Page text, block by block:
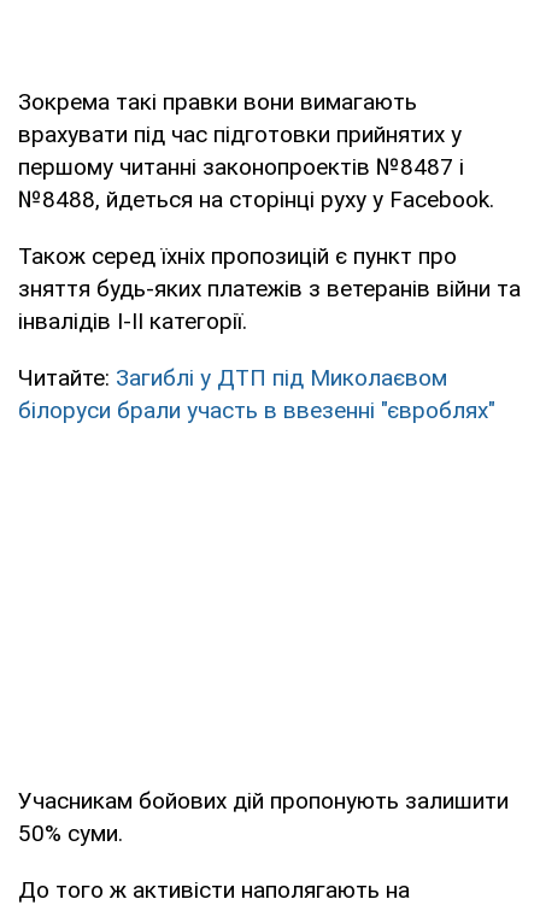
Зокрема такі правки вони вимагають
врахувати під час підготовки прийнятих у
першому читанні законопроектів №8487 і
№8488, йдеться на сторінці руху у Facebook.
Також серед їхніх пропозицій є пункт про
зняття будь-яких платежів з ветеранів війни та
інвалідів І-ІІ категорії.
Читайте: Загиблі у ДТП під Миколаєвом
білоруси брали участь в ввезенні "євроблях"
Учасникам бойових дій пропонують залишити
50% суми.
До того ж активісти наполягають на